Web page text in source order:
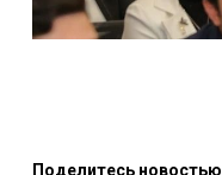
Поделитесь новостью